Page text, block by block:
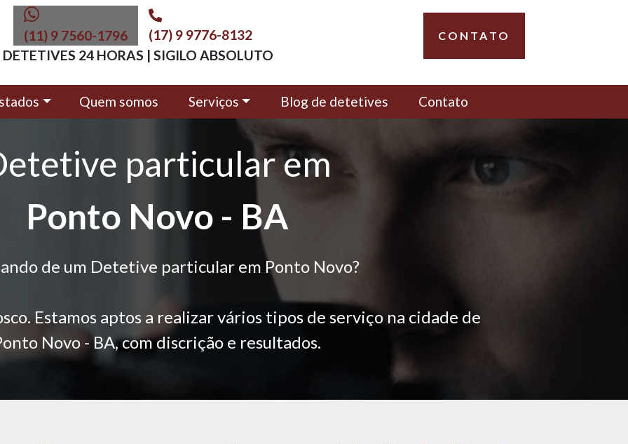
(11) 9 7560-1796
(17) 9 9776-8132
DETETIVES 24 HORAS | SIGILO ABSOLUTO
CONTATO
Quem somos Serviços Blog de detetives Contato
particular em
Ponto Novo - BA
de um Detetive particular em Ponto Novo?
Estamos aptos a realizar vários tipos de serviço na cidade de
Novo - BA, com discrição e resultados.